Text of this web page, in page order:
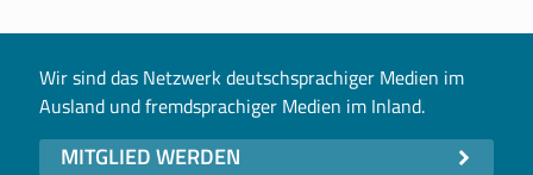
Wir sind das Netzwerk deutschsprachiger Medien im
Ausland und fremdsprachiger Medien im Inland.
MITGLIED WERDEN